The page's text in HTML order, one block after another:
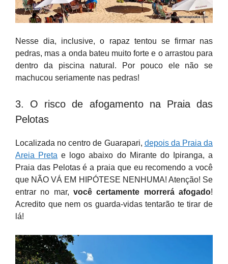
Nesse dia, inclusive, o rapaz tentou se firmar nas
pedras, mas a onda bateu muito forte e o arrastou para
dentro da piscina natural. Por pouco ele não se
machucou seriamente nas pedras!
3. O risco de afogamento na Praia das
Pelotas
Localizada no centro de Guarapari, depois da Praia da
Areia Preta e logo abaixo do Mirante do Ipiranga, a
Praia das Pelotas é a praia que eu recomendo a você
que NÃO VÁ EM HIPÓTESE NENHUMA! Atenção! Se
entrar no mar, você certamente morrerá afogado!
Acredito que nem os guarda-vidas tentarão te tirar de
lá!